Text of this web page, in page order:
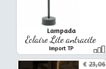
Lampada
Eclaire Lite antracite
Import TP
€23,06